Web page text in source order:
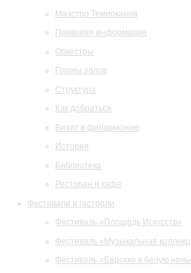
Маэстро Темирканов
Правовая информация
Оркестры
Планы залов
Структура
Как добраться
Визит в филармонию
История
Библиотека
Ресторан и кафе
Фестивали и гастроли
Фестиваль «Площадь Искусств»
Фестиваль «Музыкальная
Фестиваль «Барокко в белую